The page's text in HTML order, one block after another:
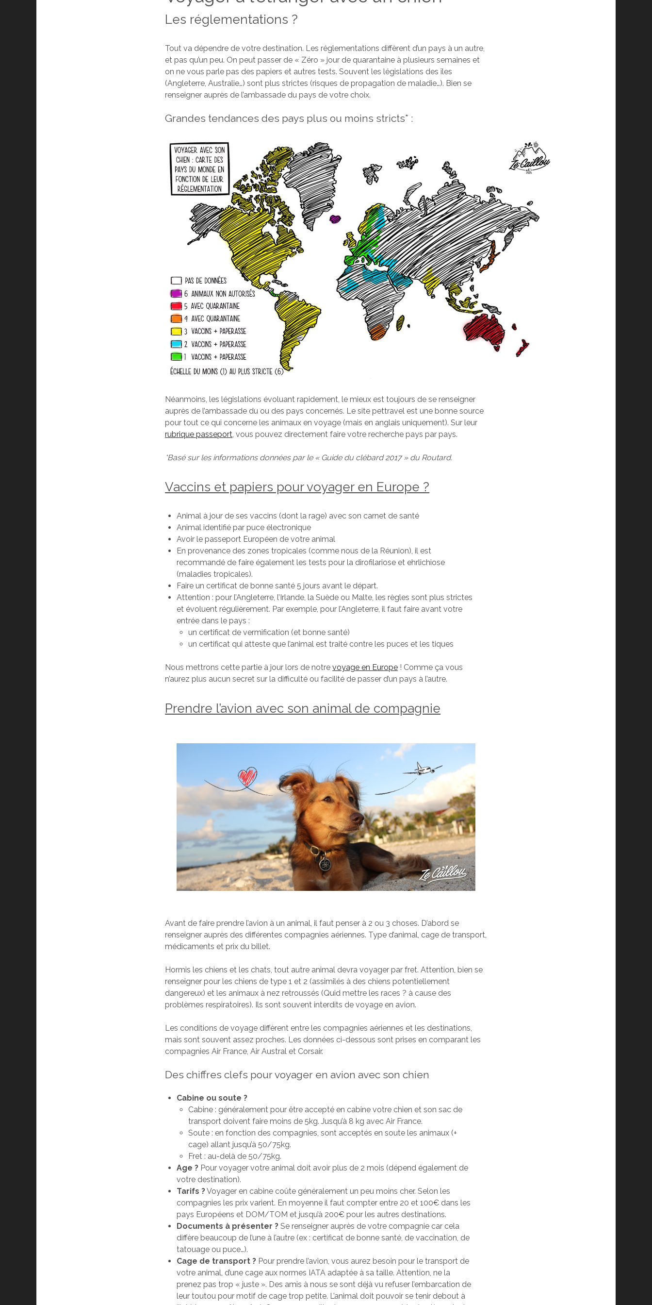
Les réglementations ?
Tout va dépendre de votre destination. Les réglementations diffèrent d’un pays à un autre,
et pas qu’un peu. On peut passer de « Zéro » jour de quarantaine à plusieurs semaines et
on ne vous parle pas des papiers et autres tests. Souvent les législations des îles
(Angleterre, Australie…) sont plus strictes (risques de propagation de maladie…). Bien se
renseigner auprès de l’ambassade du pays de votre choix.
Grandes tendances des pays plus ou moins stricts* :
Néanmoins, les législations évoluant rapidement, le mieux est toujours de se renseigner
auprès de l’ambassade du ou des pays concernés. Le site pettravel est une bonne source
pour tout ce qui concerne les animaux en voyage (mais en anglais uniquement). Sur leur
rubrique passeport, vous pouvez directement faire votre recherche pays par pays.
*Basé sur les informations données par le « Guide du clébard 2017 » du Routard.
Vaccins et papiers pour voyager en Europe ?
Animal à jour de ses vaccins (dont la rage) avec son carnet de santé
Animal identifié par puce électronique
Avoir le passeport Européen de votre animal
En provenance des zones tropicales (comme nous de la Réunion), il est
recommandé de faire également les tests pour la dirofilariose et ehrlichiose
(maladies tropicales).
Faire un certificat de bonne santé 5 jours avant le départ.
Attention : pour l’Angleterre, l’Irlande, la Suède ou Malte, les règles sont plus strictes
et évoluent régulièrement. Par exemple, pour l’Angleterre, il faut faire avant votre
entrée dans le pays :
un certificat de vermification (et bonne santé)
un certificat qui atteste que l’animal est traité contre les puces et les tiques
Nous mettrons cette partie à jour lors de notrevoyage en Europe ! Comme ça vous
n’aurez plus aucun secret sur la difficulté ou facilité de passer d’un pays à l’autre.
Prendre l’avion avec son animal de compagnie
Avant de faire prendre l’avion à un animal, il faut penser à 2 ou 3 choses. D’abord se
renseigner auprès des différentes compagnies aériennes. Type d’animal, cage de transport,
médicaments et prix du billet.
Hormis les chiens et les chats, tout autre animal devra voyager par fret. Attention, bien se
renseigner pour les chiens de type 1 et 2 (assimilés à des chiens potentiellement
dangereux) et les animaux à nez retroussés (Quid mettre les races ? à cause des
problèmes respiratoires). Ils sont souvent interdits de voyage en avion.
Les conditions de voyage diffèrent entre les compagnies aériennes et les destinations,
mais sont souvent assez proches. Les données ci-dessous sont prises en comparant les
compagnies Air France, Air Austral et Corsair.
Des chiffres clefs pour voyager en avion avec son chien
Cabine ou soute ?
Cabine : généralement pour être accepté en cabine votre chien et son sac de
transport doivent faire moins de 5kg. Jusqu’à 8 kg avec Air France.
Soute : en fonction des compagnies, sont acceptés en soute les animaux (+
cage) allant jusqu’à 50/75kg.
Fret : au-delà de 50/75kg.
Age ? Pour voyager votre animal doit avoir plus de 2 mois (dépend également de
votre destination).
Tarifs ?Voyager en cabine coûte généralement un peu moins cher. Selon les
compagnies les prix varient. En moyenne il faut compter entre 20 et 100€ dans les
pays Européens et DOM/TOM et jusqu’à 200€ pour les autres destinations.
Documents à présenter ? Se renseigner auprès de votre compagnie car cela
diffère beaucoup de l’une à l’autre (ex : certificat de bonne santé, de vaccination, de
tatouage ou puce…).
Cage de transport ? Pour prendre l’avion, vous aurez besoin pour le transport de
votre animal, d’une cage aux normes IATA adaptée à sa taille. Attention, ne la
prenez pas trop « juste ». Des amis à nous se sont déjà vu refuser l’embarcation de
leur toutou pour motif de cage trop petite. L’animal doit pouvoir se tenir debout à